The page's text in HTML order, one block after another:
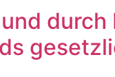
durch